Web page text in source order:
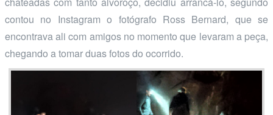
contou no Instagram o fotógrafo Ross Bernard, que se
encontrava ali com amigos no momento que levaram a peça,
chegando a tomar duas fotos do ocorrido.